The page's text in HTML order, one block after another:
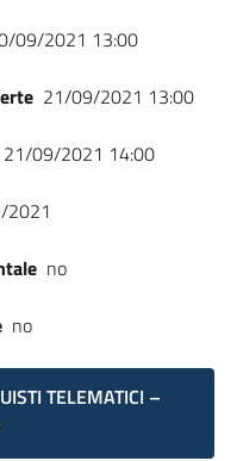
09/2021 13:00
21/09/2021 13:00
21/09/2021 14:00
no
no
TELEMATICI –